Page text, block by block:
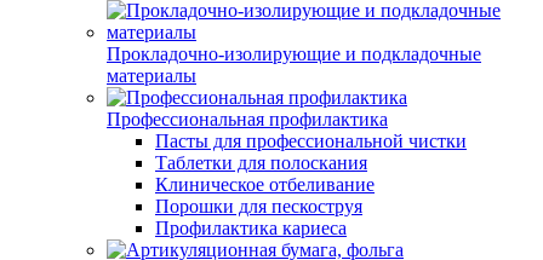
Прокладочно-изолирующие и подкладочные
материалы
Профессиональная профилактика
Пасты для профессиональной чистки
Таблетки для полоскания
Клиническое отбеливание
Порошки для пескоструя
Профилактика кариеса